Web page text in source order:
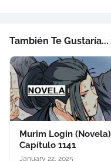
También Te Gustaría...
Murim Login (Novela)
Capítulo 1141
January 22, 2025